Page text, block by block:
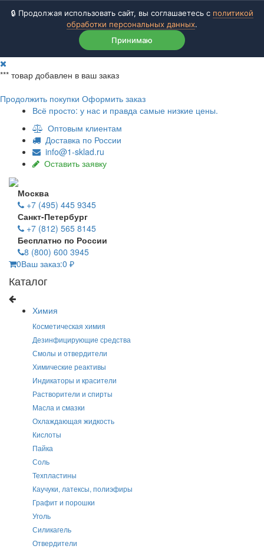
🔒 Продолжая использовать сайт, вы соглашаетесь с политикой
обработки персональных данных.
Принимаю
*** товар добавлен в ваш заказ
Продолжить покупки Оформить заказ
Всё просто: у нас и правда самые низкие цены.
Оптовым клиентам
Доставка по России
info@1-sklad.ru
Оставить заявку
Москва
+7 (495) 445 9345
Санкт-Петербург
+7 (812) 565 8145
Бесплатно по России
8 (800) 600 3945
0Ваш заказ:0 ₽
Каталог
Химия
Косметическая химия
Дезинфицирующие средства
Смолы и отвердители
Химические реактивы
Индикаторы и красители
Растворители и спирты
Масла и смазки
Охлаждающая жидкость
Кислоты
Пайка
Соль
Техпластины
Каучуки, латексы, полиэфиры
Графит и порошки
Уголь
Силикагель
Отвердители